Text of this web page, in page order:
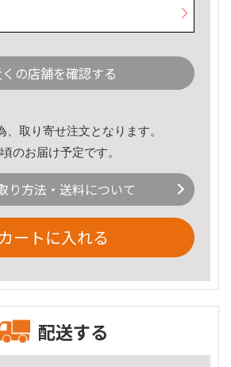
の店舗を確認する
、取り寄せ注文となります。
のお届け予定です。
り方法・送料について
カートに入れる
配送する